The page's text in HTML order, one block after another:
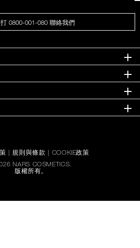
0800-001-080 聯絡我們
|規則與條款 | COOKIE政策
NARS COSMETICS.
版權所有。